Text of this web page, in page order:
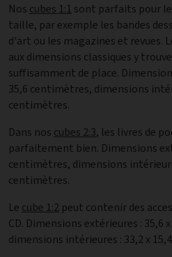
Nos cubes 1:1 sont parfaits pour
taille, par exemple les bandes
d'art ou les magazines et revues.
aux dimensions classiques y
suffisamment de place.
35,6 centimètres, dimensions
centimètres.
Dans nos cubes 2:3, les livres de
parfaitement bien. Dimensions
centimètres, dimensions
centimètres.
Le cube 1:2 peut contenir des
CD. Dimensions extérieures : 35,6
dimensions intérieures : 33,2 x